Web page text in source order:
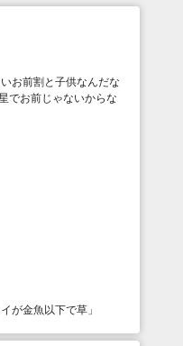
お前割と子供なんだな
でお前じゃないからな
が金魚以下で草 」